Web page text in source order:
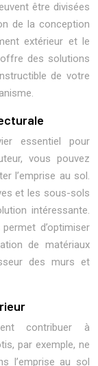
être divisées
de la conception
extérieur et le
des solutions
de votre
essentiel pour
vous pouvez
l’emprise au sol.
et les sous-sols
intéressante.
d’optimiser
de matériaux
des murs et
contribuer à
par exemple, ne
l’emprise au sol